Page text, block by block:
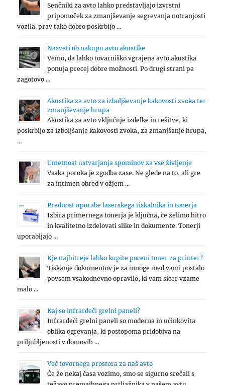
Senčniki za avto lahko predstavljajo izvrstni
pripomoček za zmanjševanje segrevanja notranjosti
vozila. prav tako dobro poskrbijo …
Nasveti ob nakupu avto akustike
Vemo, da lahko tovarniško vgrajena avto akustika
ponuja precej dobre možnosti. Po drugi strani pa
zagotovo …
Akustika za avto za izboljševanje kakovosti zvoka ter
zmanjševanje hrupa
Akustika za avto vključuje izdelke in rešitve, ki
poskrbijo za izboljšanje kakovosti zvoka, za zmanjšanje hrupa,
…
Umetnost ustvarjanja spominov za vse življenje
Vsaka poroka je zgodba zase. Ne glede na to, ali gre
za intimen obred v ožjem …
Prednost uporabe laserskega tiskalnika in tonerja
Izbira primernega tonerja je ključna, če želimo hitro
in kvalitetno izdelovati slike in dokumente. Tonerji
uporabljajo …
Kje najhitreje lahko kupite poceni toner za printer?
Tiskanje dokumentov je za mnoge med vami postalo
povsem vsakodnevno opravilo, ki vam sicer vzame
malo …
Kaj so infrardeči grelni paneli?
Infrardeči grelni paneli so moderna in učinkovita
oblika ogrevanja, ki postopoma pridobiva na
priljubljenosti v domovih …
Več tovornega prostora za naš avto
Če že nekaj časa vozimo, smo se sigurno srečali s